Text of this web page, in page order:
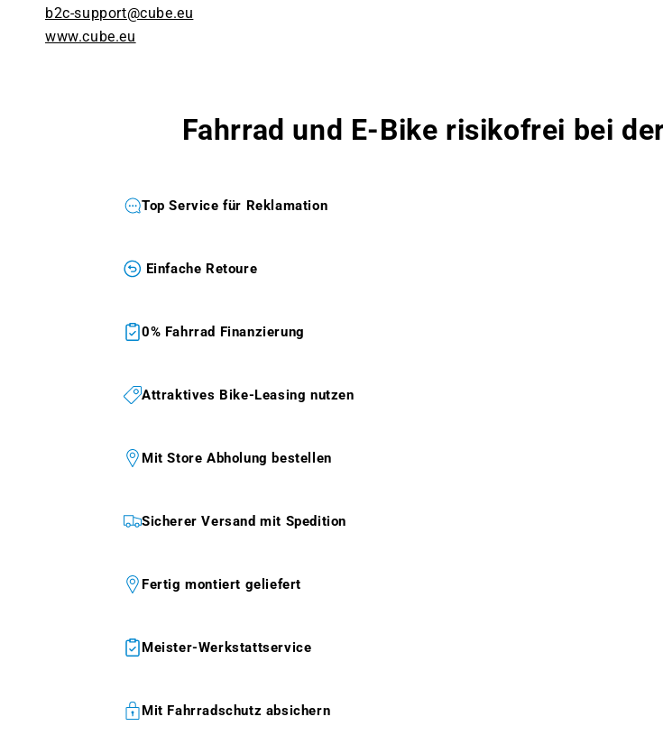
b2c-support@cube.eu
www.cube.eu
Fahrrad und E-Bike risikofrei bei
Top Service für Reklamation
Einfache Retoure
0% Fahrrad Finanzierung
Attraktives Bike-Leasing nutzen
Mit Store Abholung bestellen
Sicherer Versand mit Spedition
Fertig montiert geliefert
Meister-Werkstattservice
Mit Fahrradschutz absichern